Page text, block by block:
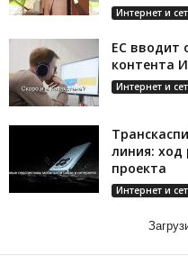
Интернет и
ЕС вводит
контента
Интернет и
линия: ход
проекта
Интернет и